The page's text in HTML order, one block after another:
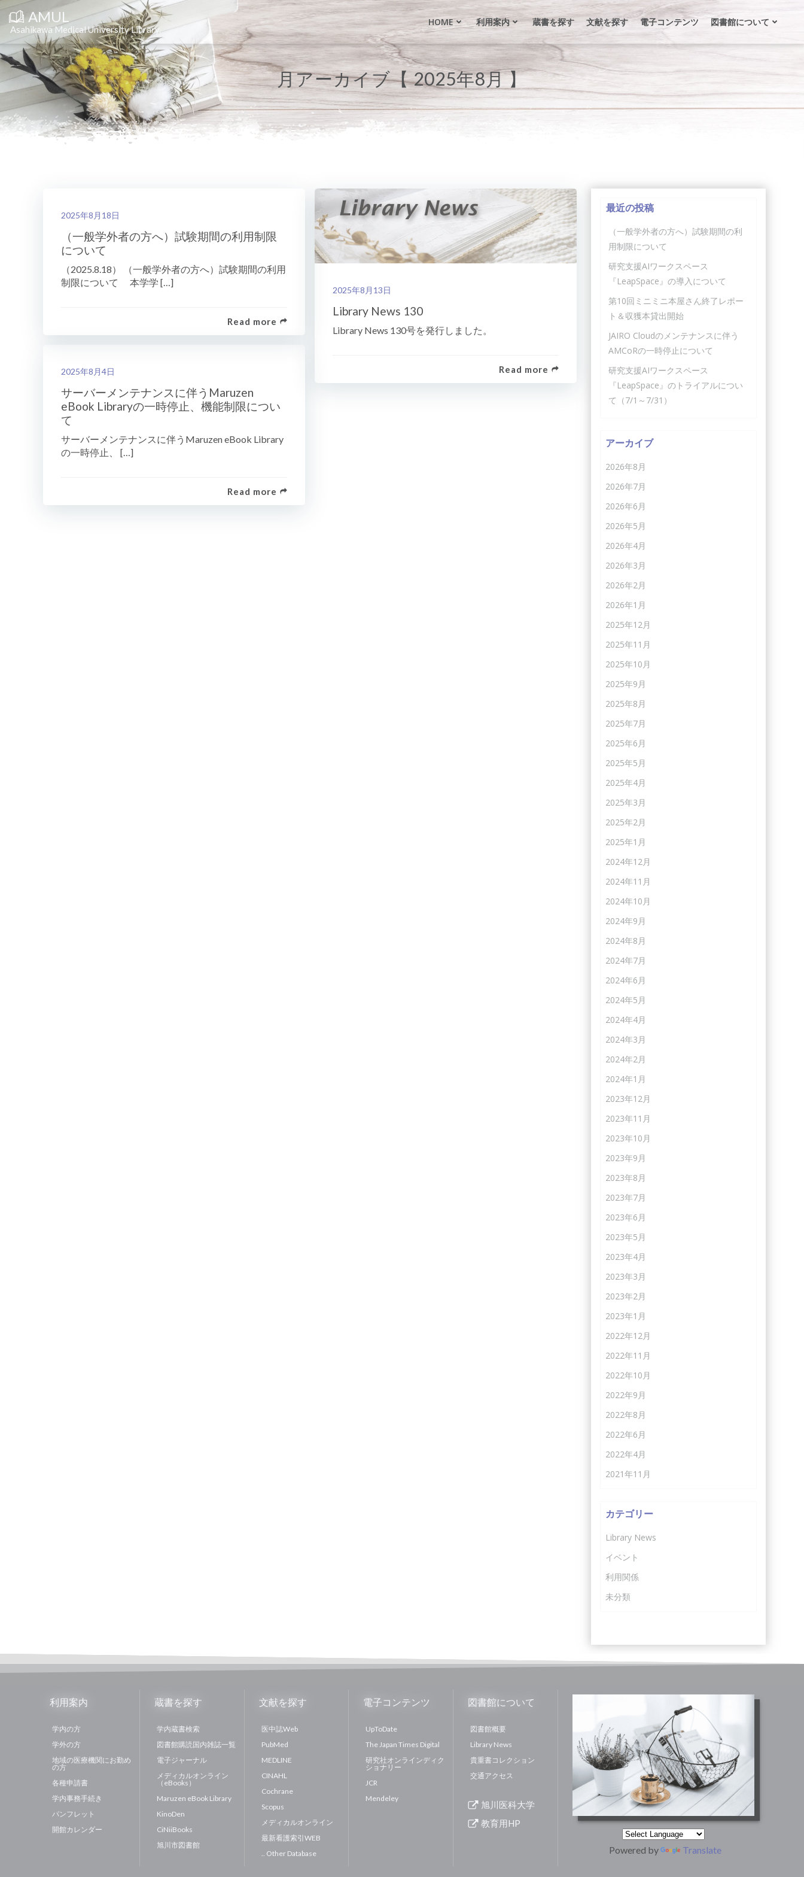
コ
ツ
へ
ス
ッ
プ
AMUL
Asahikawa Medical University Library.
HOME 利用案内 蔵書を探す 文献を探す 電子コンテンツ 図書館について
月アーカイブ【 2025年8月 】
2025年8月18日
（一般学外者の方へ）試験期間の利用制限
について
（2025.8.18） （一般学外者の方へ）試験期間の利用
制限について 本学学 […]
Read more
2025年8月13日
Library News 130
Library News 130号を発行しました。
Read more
2025年8月4日
サーバーメンテナンスに伴うMaruzen
eBook Libraryの一時停止、機能制限につい
て
サーバーメンテナンスに伴うMaruzen eBook Library
の一時停止、 […]
Read more
最近の投稿
（一般学外者の方へ）試験期間の利
用制限について
研究支援AIワークスペース
『LeapSpace』の導入について
第10回ミニミニ本屋さん終了レポー
ト＆収獲本貸出開始
JAIRO Cloudのメンテナンスに伴う
AMCoRの一時停止について
研究支援AIワークスペース
『LeapSpace』のトライアルについ
て（7/1～7/31）
アーカイブ
2026年8月
2026年7月
2026年6月
2026年5月
2026年4月
2026年3月
2026年2月
2026年1月
2025年12月
2025年11月
2025年10月
2025年9月
2025年8月
2025年7月
2025年6月
2025年5月
2025年4月
2025年3月
2025年2月
2025年1月
2024年12月
2024年11月
2024年10月
2024年9月
2024年8月
2024年7月
2024年6月
2024年5月
2024年4月
2024年3月
2024年2月
2024年1月
2023年12月
2023年11月
2023年10月
2023年9月
2023年8月
2023年7月
2023年6月
2023年5月
2023年4月
2023年3月
2023年2月
2023年1月
2022年12月
2022年11月
2022年10月
2022年9月
2022年8月
2022年6月
2022年4月
2021年11月
カテゴリー
Library News
イベント
利用関係
未分類
利用案内
学内の方
学外の方
地域の医療機関にお勤め
の方
各種申請書
学内事務手続き
パンフレット
開館カレンダー
蔵書を探す
学内蔵書検索
図書館購読国内雑誌一覧
電子ジャーナル
メディカルオンライン
（eBooks）
Maruzen eBook Library
KinoDen
CiNiiBooks
旭川市図書館
文献を探す
医中誌Web
PubMed
MEDLINE
CINAHL
Cochrane
Scopus
メディカルオンライン
最新看護索引WEB
.. Other Database
電子コンテンツ
UpToDate
The Japan Times Digital
研究社オンラインディク
ショナリー
JCR
Mendeley
図書館について
図書館概要
Library News
貴重書コレクション
交通アクセス
旭川医科大学
教育用HP
Powered by Translate